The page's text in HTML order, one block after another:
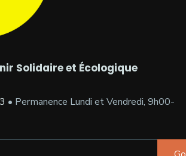
Solidaire et Écologique
• Permanence Lundi et Vendredi, 9h00-